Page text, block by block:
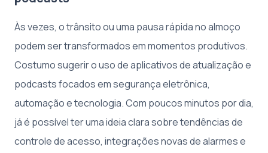
Às vezes, o trânsito ou uma pausa rápida no almoço
podem ser transformados em momentos produtivos.
Costumo sugerir o uso de aplicativos de atualização e
podcasts focados em segurança eletrônica,
automação e tecnologia. Com poucos minutos por dia,
já é possível ter uma ideia clara sobre tendências de
controle de acesso, integrações novas de alarmes e